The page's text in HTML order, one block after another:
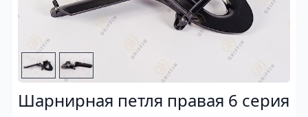
Шарнирная петля правая 6 серия